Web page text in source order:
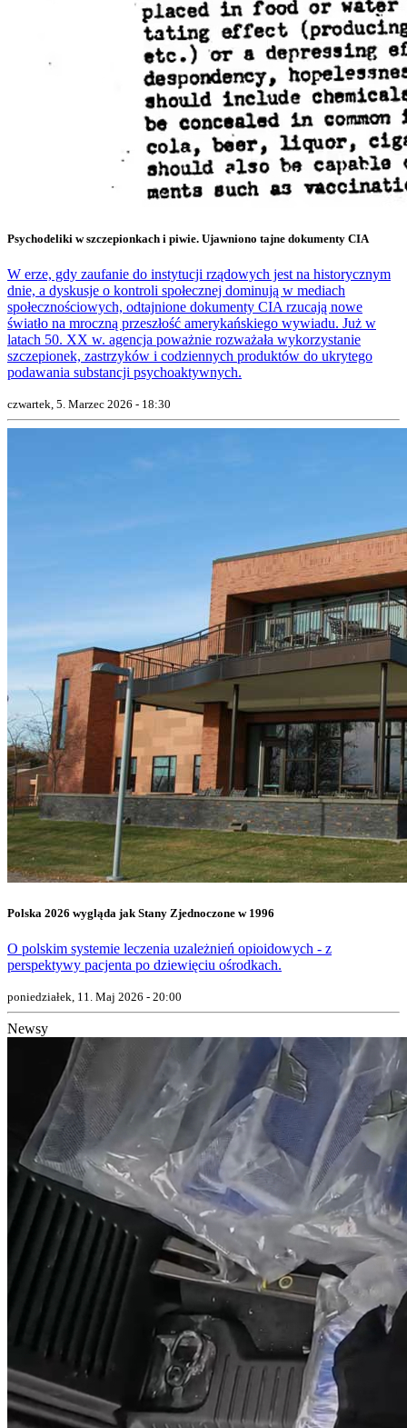
Psychodeliki w szczepionkach i piwie. Ujawniono tajne dokumenty CIA
W erze, gdy zaufanie do instytucji rządowych jest na historycznym
dnie, a dyskusje o kontroli społecznej dominują w mediach
społecznościowych, odtajnione dokumenty CIA rzucają nowe
światło na mroczną przeszłość amerykańskiego wywiadu. Już w
latach 50. XX w. agencja poważnie rozważała wykorzystanie
szczepionek, zastrzyków i codziennych produktów do ukrytego
podawania substancji psychoaktywnych.
czwartek, 5. Marzec 2026 - 18:30
Polska 2026 wygląda jak Stany Zjednoczone w 1996
O polskim systemie leczenia uzależnień opioidowych - z
perspektywy pacjenta po dziewięciu ośrodkach.
poniedziałek, 11. Maj 2026 - 20:00
Newsy